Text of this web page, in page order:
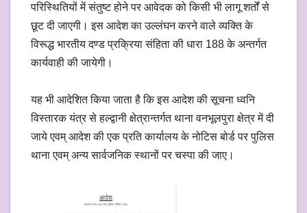
परिस्थितियों में संतुष्ट होने पर आवेदक को किसी भी लागू शर्तों से
छूट दी जाएगी। इस आदेश का उल्लंघन करने वाले व्यक्ति के
विरूद्ध भारतीय दण्ड प्रक्रिया संहिता की धारा 188 के अन्तर्गत
कार्यवाही की जायेगी।
यह भी आदेशित किया जाता है कि इस आदेश की सूचना ध्वनि
विस्तारक यंत्र से हल्द्वानी क्षेत्रान्तर्गत थाना वनभूलपुरा क्षेत्र में दी
जाये एवम् आदेश की एक प्रति कार्यालय के नोटिस बोर्ड पर पुलिस
थाना एवम् अन्य सार्वजनिक स्थानों पर चस्पा की जाए।